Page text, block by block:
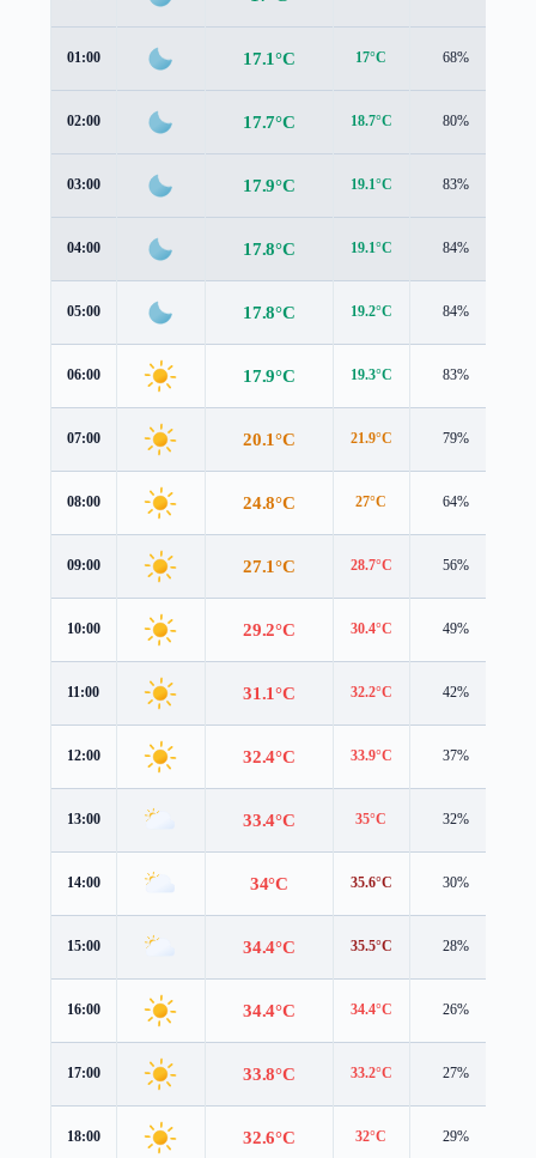
01:00 17.1°C 17°C 68%
02:00 17.7°C 18.7°C 80%
03:00 17.9°C 19.1°C 83%
04:00 17.8°C 19.1°C 84%
05:00 17.8°C 19.2°C 84%
06:00 17.9°C 19.3°C 83%
07:00 20.1°C 21.9°C 79%
08:00 24.8°C 27°C 64%
09:00 27.1°C 28.7°C 56%
10:00 29.2°C 30.4°C 49%
11:00 31.1°C 32.2°C 42%
12:00 32.4°C 33.9°C 37%
13:00 33.4°C 35°C 32%
14:00 34°C 35.6°C 30%
15:00 34.4°C 35.5°C 28%
16:00 34.4°C 34.4°C 26%
17:00 33.8°C 33.2°C 27%
18:00 32.6°C 32°C 29%